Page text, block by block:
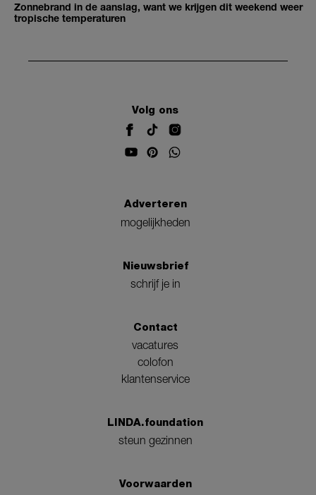
Zonnebrand in de aanslag, want we krijgen dit weekend weer
tropische temperaturen
Volg ons
Adverteren
mogelijkheden
Nieuwsbrief
schrijf je in
Contact
vacatures
colofon
klantenservice
LINDA.foundation
steun gezinnen
Voorwaarden